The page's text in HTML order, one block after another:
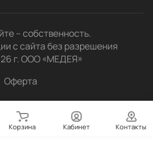
– собственность.
с сайта без разрешения
г. ООО «МЕДЕЯ»
Оферта
Корзина Кабинет Контакты